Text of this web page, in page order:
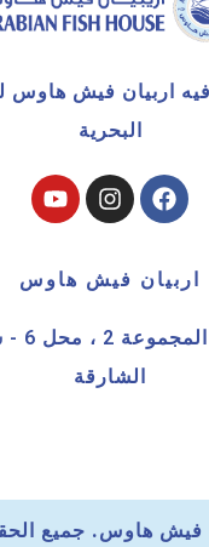
اربيان فيش هاوس
البحرية
اربيان فيش هاوس
شاطئ
الشارقة